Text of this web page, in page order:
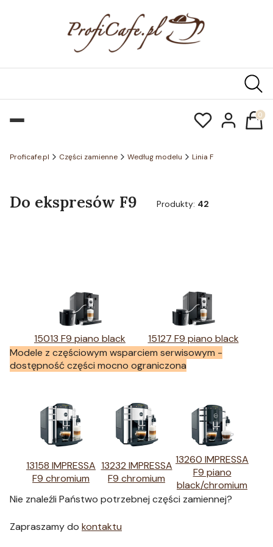
Proficafe.pl Części zamienne Według modelu Linia F
Do ekspresów F9 Produkty: 42
15013 F9 piano black
15127 F9 piano black
Modele z częściowym wsparciem serwisowym -
dostępność części mocno ograniczona
13158 IMPRESSA
F9 chromium
13232 IMPRESSA
F9 chromium
13260 IMPRESSA
F9 piano
black/chromium
Nie znaleźli Państwo potrzebnej części zamiennej?
Zapraszamy do kontaktu